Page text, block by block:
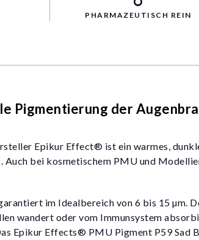
PHARMAZEUTISCH REIN
Pigmentierung der
Epikur Effect® ist ein warmes,
bei kosmetischem PMU und
im Idealbereich von 6 bis 15 µm.
wandert oder vom Immunsystem
Epikur Effects® PMU Pigment P59 Sad